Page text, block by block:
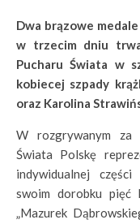
Dwa brązowe
w trzecim dniu
Pucharu Świata w
kobiecej szpady
oraz Karolina
W rozgrywanym za
Świata Polskę
indywidualnej
swoim dorobku pięć
„Mazurek